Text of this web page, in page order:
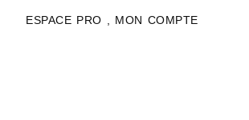
ESPACE PRO , MON COMPTE